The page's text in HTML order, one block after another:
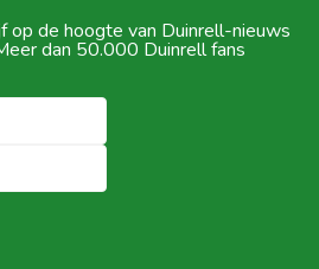
op de hoogte van Duinrell-nieuws
dan 50.000 Duinrell fans